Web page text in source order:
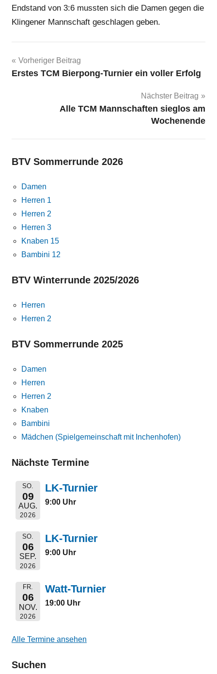
Endstand von 3:6 mussten sich die Damen gegen die
Klingener Mannschaft geschlagen geben.
Beitragsnavigation
Vorheriger Beitrag
Erstes TCM Bierpong-Turnier ein voller Erfolg
Nächster Beitrag
Alle TCM Mannschaften sieglos am
Wochenende
BTV Sommerrunde 2026
Damen
Herren 1
Herren 2
Herren 3
Knaben 15
Bambini 12
BTV Winterrunde 2025/2026
Herren
Herren 2
BTV Sommerrunde 2025
Damen
Herren
Herren 2
Knaben
Bambini
Mädchen (Spielgemeinschaft mit Inchenhofen)
Nächste Termine
SO.
09
AUG.
2026
LK-Turnier
9:00 Uhr
SO.
06
SEP.
2026
LK-Turnier
9:00 Uhr
FR.
06
NOV.
2026
Watt-Turnier
19:00 Uhr
Alle Termine ansehen
Suchen